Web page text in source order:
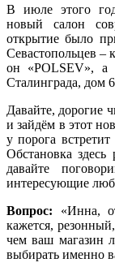
В июле этого
новый салон
открытие было
Севастопольцев
он «POLSEV», а
Сталинграда, дом
Давайте, дорогие
и зайдём в этот
у порога
Обстановка здесь
давайте
интересующие
Вопрос: «Инна,
кажется,
чем ваш магазин
выбирать именно